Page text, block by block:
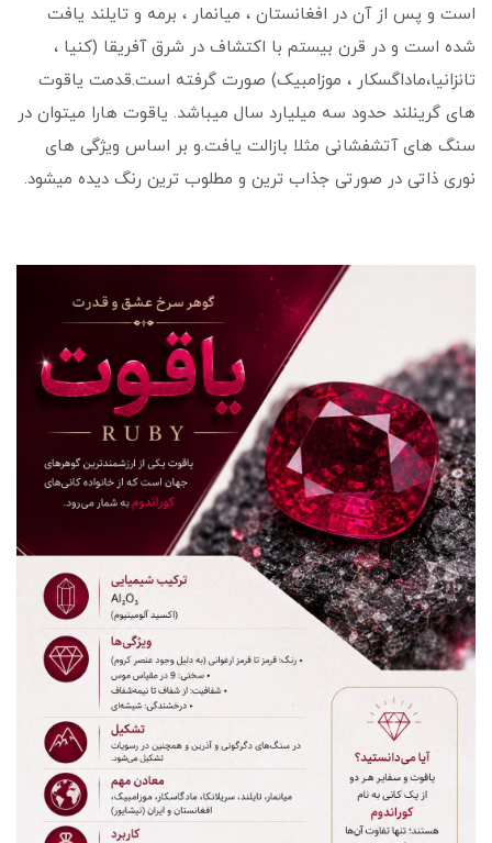
است و پس از آن در افغانستان ، میانمار ، برمه و تایلند یافت
شده است و در قرن بیستم با اکتشاف در شرق آفریقا (کنیا ،
تانزانیا،ماداگسکار ، موزامبیک) صورت گرفته است.قدمت یاقوت
های گرینلند حدود سه میلیارد سال میباشد. یاقوت هارا میتوان در
سنگ های آتشفشانی مثلا بازالت یافت.و بر اساس ویژگی های
نوری ذاتی در صورتی جذاب ترین و مطلوب ترین رنگ دیده میشود.